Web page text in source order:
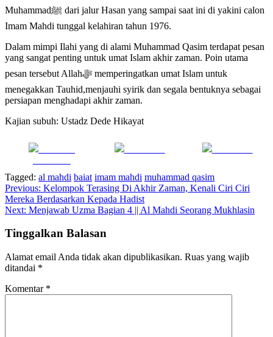
Muhammadﷺ dari jalur Hasan yang sampai saat ini di yakini calon
Imam Mahdi tunggal kelahiran tahun 1976.
Dalam mimpi Ilahi yang di alami Muhammad Qasim terdapat pesan
yang sangat penting untuk umat Islam akhir zaman. Poin utama
pesan tersebut Allahﷻ memperingatkan umat Islam untuk
menegakkan Tauhid,menjauhi syirik dan segala bentuknya sebagai
persiapan menghadapi akhir zaman.
Kajian subuh: Ustadz Dede Hikayat
Tagged: al mahdi baiat imam mahdi muhammad qasim
Navigasi
pos
Previous: Kelompok Terasing Di Akhir Zaman, Kenali Ciri Ciri
Mereka Berdasarkan Kepada Hadist
Next: Menjawab Uzma Bagian 4 || Al Mahdi Seorang Mukhlasin
Tinggalkan Balasan
Alamat email Anda tidak akan dipublikasikan. Ruas yang wajib
ditandai *
Komentar *